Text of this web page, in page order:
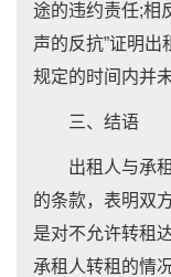
途的违约责任;相
声的反抗”证明出
规定的时间内并
三、结语
出租人与承租
的条款，表明双
是对不允许转租
承租人转租的情